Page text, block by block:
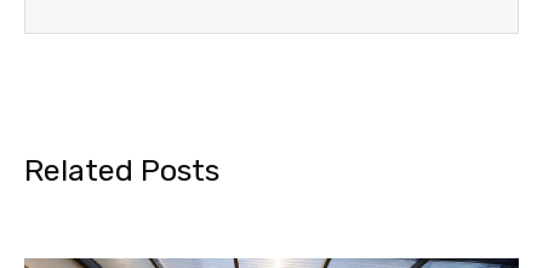
Related Posts